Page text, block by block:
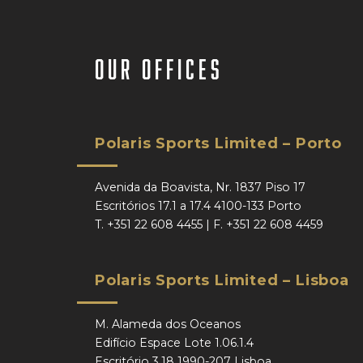
our offices
Polaris Sports Limited – Porto
Avenida da Boavista, Nr. 1837 Piso 17
Escritórios 17.1 a 17.4 4100-133 Porto
T. +351 22 608 4455 | F. +351 22 608 4459
Polaris Sports Limited – Lisboa
M. Alameda dos Oceanos
Edifício Espace Lote 1.06.1.4